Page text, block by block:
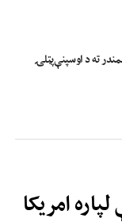
ته د اوسپنې‌پټلۍ
امریکا